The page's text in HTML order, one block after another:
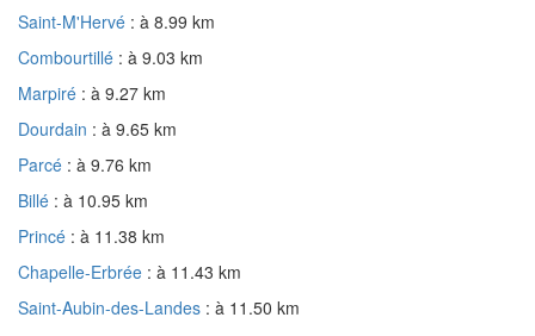
Saint-M'Hervé : à 8.99 km
Combourtillé : à 9.03 km
Marpiré : à 9.27 km
Dourdain : à 9.65 km
Parcé : à 9.76 km
Billé : à 10.95 km
Princé : à 11.38 km
Chapelle-Erbrée : à 11.43 km
Saint-Aubin-des-Landes : à 11.50 km